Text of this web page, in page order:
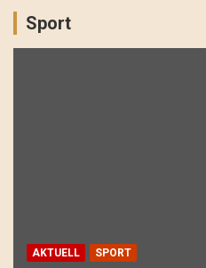
Sport
AKTUELL SPORT